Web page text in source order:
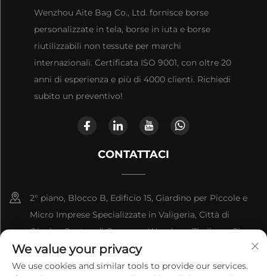
Wenzhou Aite Bag Co., Ltd. fornisce borse
personalizzate in tela, borse in iuta e borse
riutilizzabili non tessute per marchi
internazionali. Certificata ISO 9001, con oltre 20
anni di esperienza e più di 4000 clienti. Richiedi
subito un preventivo!
CONTATTACI
2° piano, Blocco B, Edificio 15, Giardino per Piccole e
Micro Imprese Specializzate in Valigeria, Città di
Qianku, Contea di Cangnan, Wenzhou, Zhejiang, Cina
+86-13868363329
We value your privacy
We use cookies and similar tools to provide our services.